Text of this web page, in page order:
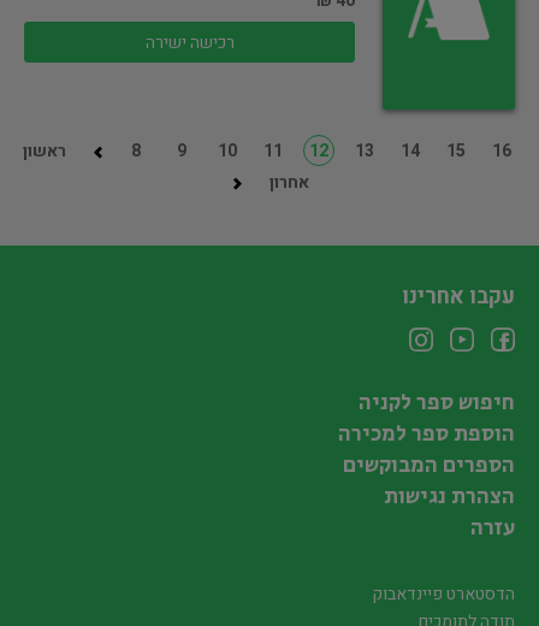
רכישה ישירה
ראשון 8 9 10 11 12 13 14 15
16
אחרון
עקבו אחרינו
חיפוש ספר לקניה
הוספת ספר למכירה
הספרים המבוקשים
הצהרת נגישות
עזרה
הדסטארט פיינדאבוק